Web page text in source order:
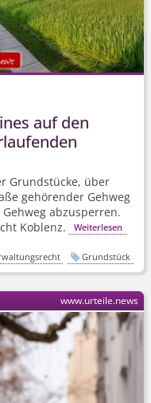
auf den
Grundstücke, über
gehörender Gehweg
abzusperren.
Koblenz.
Weiterlesen
Grundstück
www.urteile.news